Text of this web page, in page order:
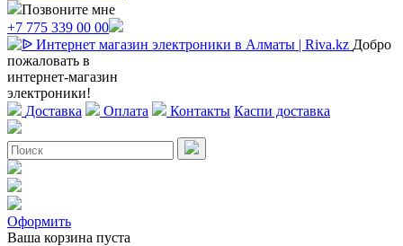
Позвоните мне
+7 775 339 00 00
Добро
пожаловать в
интернет-магазин
электроники!
Доставка
Оплата Контакты Каспи доставка
Оформить
Ваша корзина пуста